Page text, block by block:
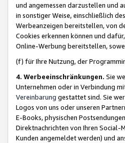
und angemessen darzustellen und
in sonstiger Weise, einschließlich
Werbeanzeigen bereitstellen, von
Cookies erkennen können und
Online-Werbung bereitstellen,
(f) für Ihre Nutzung, der
4. Werbeeinschränkungen. Sie
Unternehmen oder in Verbindung
Vereinbarung gestattet sind. Sie
Logos von uns oder unseren
E-Books, physischen
Direktnachrichten von Ihren
Kunden angemeldet werden) und